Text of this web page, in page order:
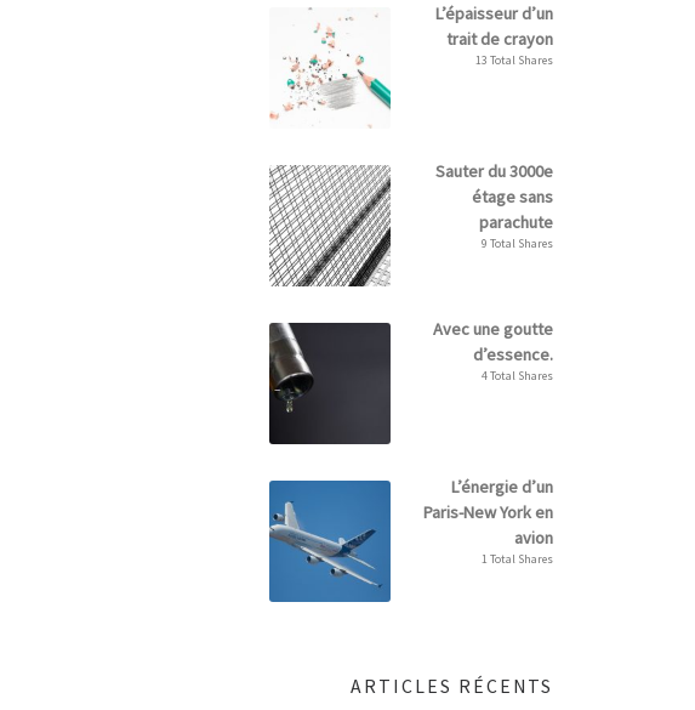
L’épaisseur d’un
trait de crayon
13 Total Shares
Sauter du 3000e
étage sans
parachute
9 Total Shares
Avec une goutte
d’essence.
4 Total Shares
L’énergie d’un
Paris-New York en
avion
1 Total Shares
ARTICLES RÉCENTS